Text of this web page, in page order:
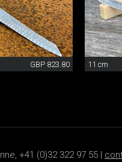
GBP 823.80 11 cm
+41 (0)32 322 97 55 |